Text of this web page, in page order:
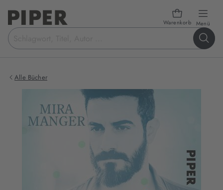
Warenkorb Menü
Suchbegriff
eingeben
Alle Bücher